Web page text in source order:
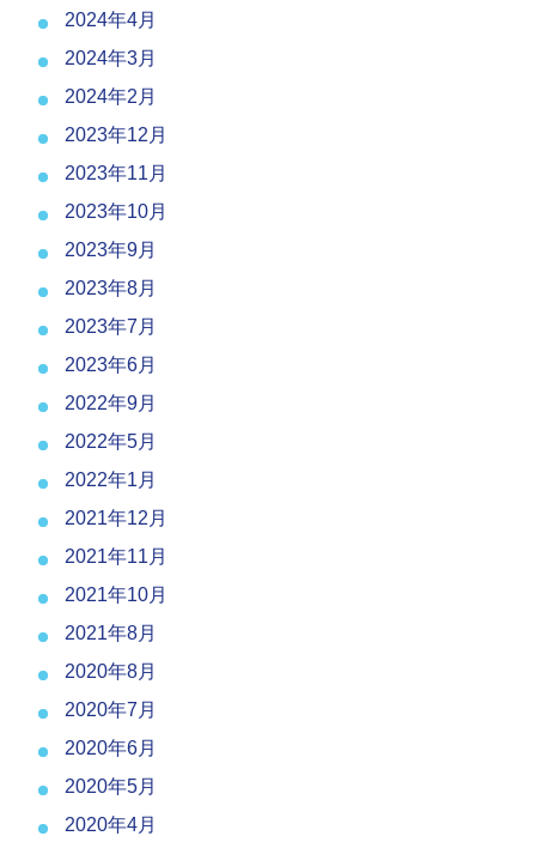
2024年4月
2024年3月
2024年2月
2023年12月
2023年11月
2023年10月
2023年9月
2023年8月
2023年7月
2023年6月
2022年9月
2022年5月
2022年1月
2021年12月
2021年11月
2021年10月
2021年8月
2020年8月
2020年7月
2020年6月
2020年5月
2020年4月